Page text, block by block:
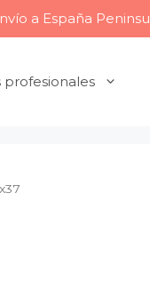
a España
profesionales